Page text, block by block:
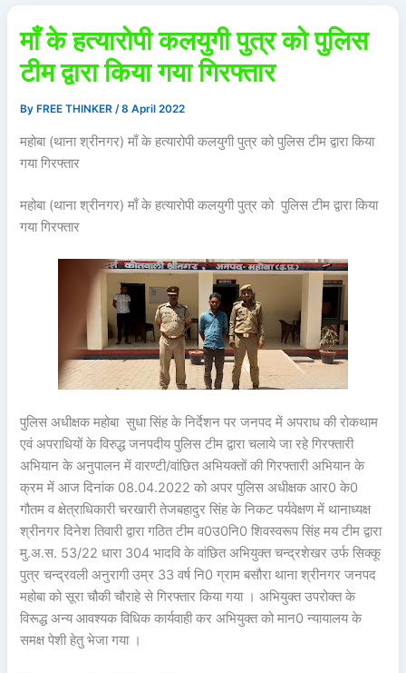
माँ के हत्यारोपी कलयुगी पुत्र को पुलिस
टीम द्वारा किया गया गिरफ्तार
By FREE THINKER/8 April 2022
महोबा (थाना श्रीनगर) माँ के हत्यारोपी कलयुगी पुत्र को पुलिस टीम द्वारा किया
गया गिरफ्तार
महोबा (थाना श्रीनगर) माँ के हत्यारोपी कलयुगी पुत्र को पुलिस टीम द्वारा किया
गया गिरफ्तार
पुलिस अधीक्षक महोबा सुधा सिंह के निर्देशन पर जनपद में अपराध की रोकथाम
एवं अपराधियों के विरुद्ध जनपदीय पुलिस टीम द्वारा चलाये जा रहे गिरफ्तारी
अभियान के अनुपालन में वारण्टी/वांछित अभियक्तों की गिरफ्तारी अभियान के
क्रम में आज दिनांक 08.04.2022 को अपर पुलिस अधीक्षक आर0 के0
गौतम व क्षेत्राधिकारी चरखारी तेजबहादुर सिंह के निकट पर्यवेक्षण में थानाध्यक्ष
श्रीनगर दिनेश तिवारी द्वारा गठित टीम व0उ0नि0 शिवस्वरूप सिंह मय टीम द्वारा
मु.अ.स. 53/22 धारा 304 भादवि के वांछित अभियुक्त चन्द्रशेखर उर्फ सिक्कू
पुत्र चन्द्रवली अनुरागी उम्र 33 वर्ष नि0 ग्राम बसौरा थाना श्रीनगर जनपद
महोबा को सूरा चौकी चौराहे से गिरफ्तार किया गया । अभियुक्त उपरोक्त के
विरूद्ध अन्य आवश्यक विधिक कार्यवाही कर अभियुक्त को मान0 न्यायालय के
समक्ष पेशी हेतु भेजा गया ।